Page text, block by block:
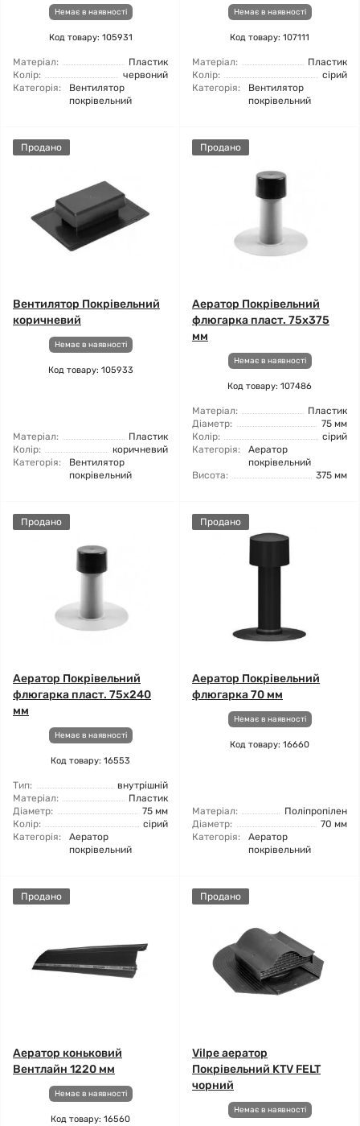
Немає в наявності
Код товару: 105931
Матеріал:
Пластик
Колір:
червоний
Категорія:
Вентилятор
покрівельний
Немає в наявності
Код товару: 107111
Матеріал:
Пластик
Колір:
сірий
Категорія:
Вентилятор
покрівельний
Продано
Вентилятор Покрівельний
коричневий
Немає в наявності
Код товару: 105933
Матеріал:
Пластик
Колір:
коричневий
Категорія:
Вентилятор
покрівельний
Продано
Аератор Покрівельний
флюгарка пласт. 75х375
мм
Немає в наявності
Код товару: 107486
Матеріал:
Пластик
Діаметр:
75 мм
Колір:
сірий
Категорія:
Аератор
покрівельний
Висота:
375 мм
Продано
Аератор Покрівельний
флюгарка пласт. 75х240
мм
Немає в наявності
Код товару: 16553
Тип:
внутрішній
Матеріал:
Пластик
Діаметр:
75 мм
Колір:
сірий
Категорія:
Аератор
покрівельний
Продано
Аератор Покрівельний
флюгарка 70 мм
Немає в наявності
Код товару: 16660
Матеріал:
Поліпропілен
Діаметр:
70 мм
Категорія:
Аератор
покрівельний
Продано
Аератор коньковий
Вентлайн 1220 мм
Немає в наявності
Код товару: 16560
Продано
Vilpe аератор
Покрівельний KTV FELT
чорний
Немає в наявності